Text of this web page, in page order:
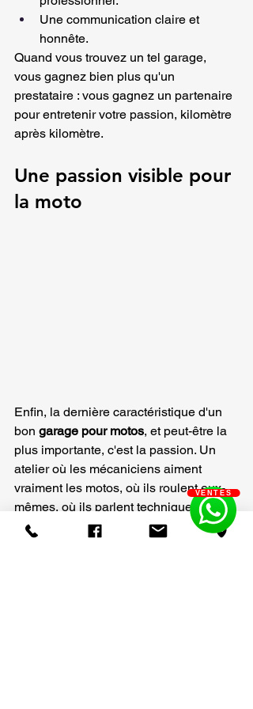
Une communication claire et
honnête.
Quand vous trouvez un tel garage,
vous gagnez bien plus qu'un
prestataire : vous gagnez un partenaire
pour entretenir votre passion, kilomètre
après kilomètre.
Une passion visible pour
la moto
Enfin, la dernière caractéristique d'un
bon garage pour motos, et peut-être la
plus importante, c'est la passion. Un
atelier où les mécaniciens aiment
vraiment les motos, où ils roulent eux-
mêmes, où ils parlent technique avec
enthousiasme, c'est un atelier où votre
VENTES